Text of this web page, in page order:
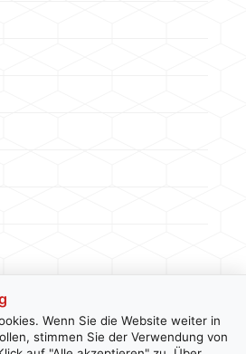
Wenn Sie die Website weiter in
stimmen Sie der Verwendung von